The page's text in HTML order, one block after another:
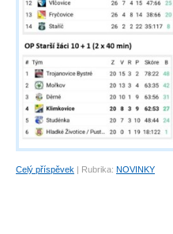
Celý příspěvek | Rubrika: NOVINKY